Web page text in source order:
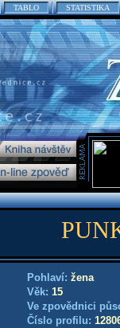
TABLO STATISTIKA
Pohlaví: žena
Věk: 15
Ve zpovědnici
Číslo profilu: